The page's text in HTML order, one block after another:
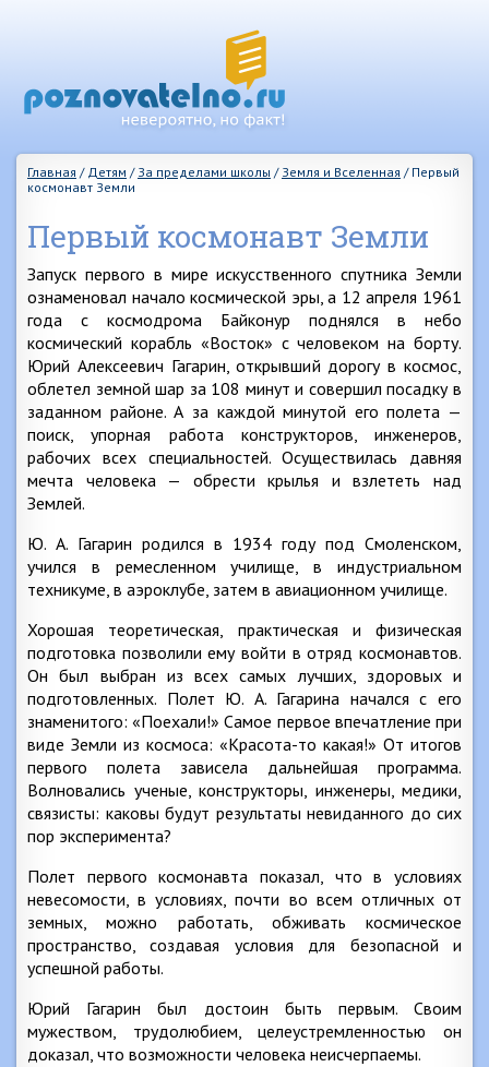
Главная / Детям / За пределами школы / Земля и Вселенная / Первый
космонавт Земли
Первый космонавт Земли
Запуск первого в мире искусственного спутника Земли
ознаменовал начало космической эры, а 12 апреля 1961
года с космодрома Байконур поднялся в небо
космический корабль «Восток» с человеком на борту.
Юрий Алексеевич Гагарин, открывший дорогу в космос,
облетел земной шар за 108 минут и совершил посадку в
заданном районе. А за каждой минутой его полета —
поиск, упорная работа конструкторов, инженеров,
рабочих всех специальностей. Осуществилась давняя
мечта человека — обрести крылья и взлететь над
Землей.
Ю. А. Гагарин родился в 1934 году под Смоленском,
учился в ремесленном училище, в индустриальном
техникуме, в аэроклубе, затем в авиационном училище.
Хорошая теоретическая, практическая и физическая
подготовка позволили ему войти в отряд космонавтов.
Он был выбран из всех самых лучших, здоровых и
подготовленных. Полет Ю. А. Гагарина начался с его
знаменитого: «Поехали!» Самое первое впечатление при
виде Земли из космоса: «Красота-то какая!» От итогов
первого полета зависела дальнейшая программа.
Волновались ученые, конструкторы, инженеры, медики,
связисты: каковы будут результаты невиданного до сих
пор эксперимента?
Полет первого космонавта показал, что в условиях
невесомости, в условиях, почти во всем отличных от
земных, можно работать, обживать космическое
пространство, создавая условия для безопасной и
успешной работы.
Юрий Гагарин был достоин быть первым. Своим
мужеством, трудолюбием, целеустремленностью он
доказал, что возможности человека неисчерпаемы.